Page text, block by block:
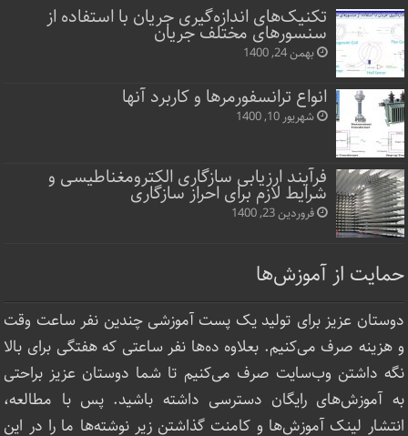
تکنیک‌های اندازه‌گیری جریان با استفاده از
سنسورهای مختلف جریان
بهمن 24, 1400
انواع ترانسفورمرها و کاربرد آنها
شهریور 10, 1400
فرآیند ارزیابی سازگاری الکترومغناطیسی و
شرایط لازم برای احراز سازگاری
فروردین 23, 1400
حمایت از آموزش‌ها
دوستان عزیز برای تولید یک پست آموزشی چندین نفر ساعت‌ وقت
و هزینه صرف می‌کنیم. بعلاوه ده‌ها نفر ساعتی که هفتگی برای بالا
نگه داشتن وب‌سایت صرف ‌می‌کنیم تا شما دوستان عزیز براحتی
به آموزش‌های رایگان دسترسی داشته باشید. پس با مطالعه،
انتشار لینک‌ آموزش‌ها و کامنت گذاشتن زیر نوشته‌‌ها ما را در این